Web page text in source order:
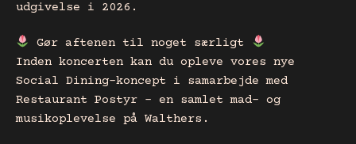
udgivelse i 2026.
Gør aftenen til noget særligt
Inden koncerten kan du opleve vores nye
Social Dining-koncept i samarbejde med
Restaurant Postyr – en samlet mad- og
musikoplevelse på Walthers.